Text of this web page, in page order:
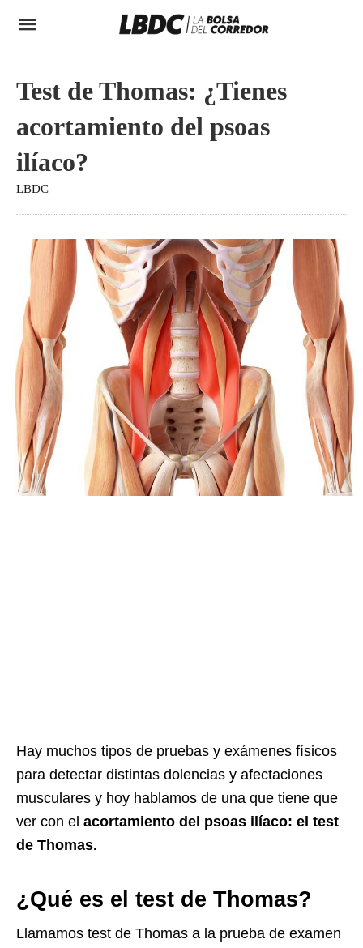
Test de Thomas: ¿Tienes
acortamiento del psoas
ilíaco?
LBDC
Hay muchos tipos de pruebas y exámenes físicos
para detectar distintas dolencias y afectaciones
musculares y hoy hablamos de una que tiene que
ver con el acortamiento del psoas ilíaco: el test
de Thomas.
¿Qué es el test de Thomas?
Llamamos test de Thomas a la prueba de examen